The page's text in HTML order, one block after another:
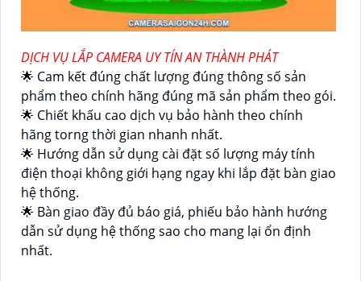
DỊCH VỤ LẮP CAMERA UY TÍN AN THÀNH PHÁT
🌟 Cam kết đúng chất lượng đúng thông số sản
phẩm theo chính hãng đúng mã sản phẩm theo gói.
🌟 Chiết khấu cao dịch vụ bảo hành theo chính
hãng torng thời gian nhanh nhất.
🌟 Hướng dẫn sử dụng cài đặt số lượng máy tính
điện thoại không giới hạng ngay khi lắp đặt bàn giao
hệ thống.
🌟 Bàn giao đầy đủ báo giá, phiếu bảo hành hướng
dẫn sử dụng hệ thống sao cho mang lại ổn định
nhất.